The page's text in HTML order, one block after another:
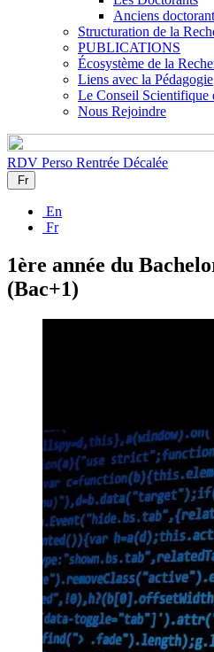
Anciens
Structuration de la
PUBLICATIONS
Écosystème de la
Liens avec la Pédagogie
Le Conseil Scientifique
Nous Rejoindre
RDV Perso Rentrée Décalée
Fr
En
Fr
1ère année du
(Bac+1)